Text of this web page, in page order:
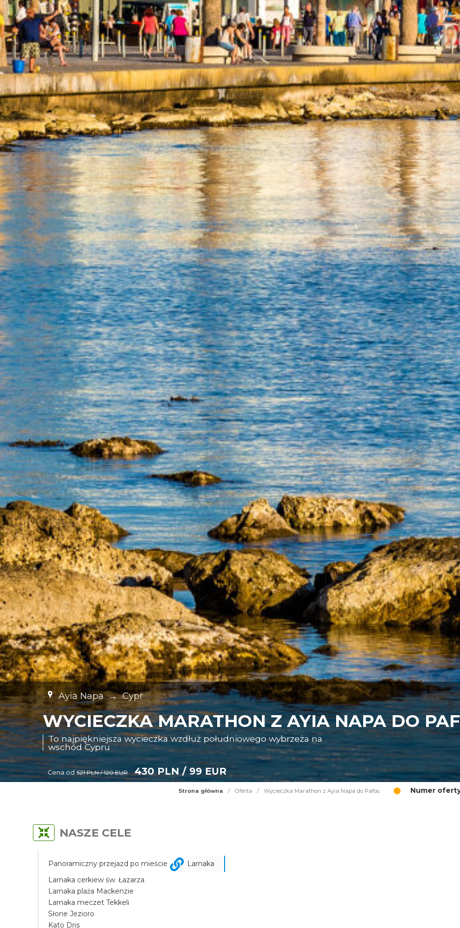
Ayia Napa → Cypr
WYCIECZKA MARATHON Z AYIA NAPA DO
To najpiękniejsza wycieczka wzdłuż południowego wybrzeża na
wschód Cypru
Cena od 521 PLN / 120 EUR 430 PLN / 99 EUR
Strona główna / Oferta / Wycieczka Marathon z Ayia Napa do Pafos Numer
NASZE CELE
Panoramiczny przejazd po mieście
Larnaka
Larnaka cerkiew św. Łazarza
Larnaka plaża Mackenzie
Larnaka meczet Tekkeli
Słone Jezioro
Kato Dris